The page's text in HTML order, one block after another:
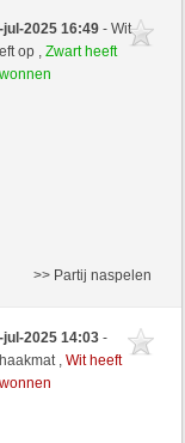
jul-2025 16:49- Wit
op ,Zwart heeft
>> Partij naspelen
jul-2025 14:03-
,Wit heeft